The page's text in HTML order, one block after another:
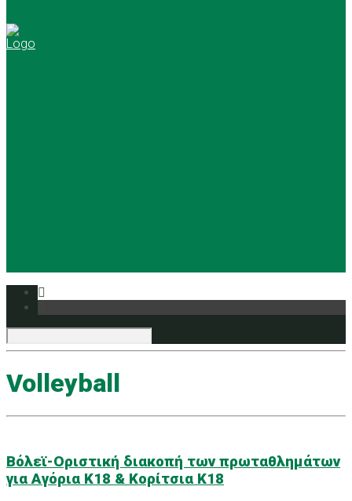
Volleyball
Βόλεϊ-Οριστική διακοπή των πρωταθλημάτων
για Αγόρια Κ18 & Κορίτσια Κ18